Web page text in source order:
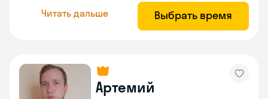
Читать дальше Выбрать время
Артемий